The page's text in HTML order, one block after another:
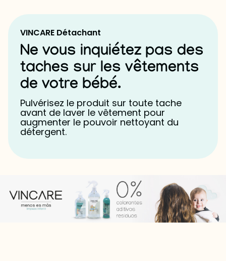
VINCARE Détachant
Ne vous inquiétez pas des
taches sur les vêtements
de votre bébé.
Pulvérisez le produit sur toute tache
avant de laver le vêtement pour
augmenter le pouvoir nettoyant du
détergent.